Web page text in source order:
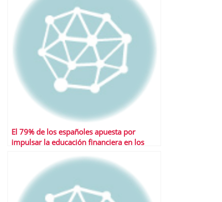
El 79% de los españoles apuesta por
impulsar la educación financiera en los